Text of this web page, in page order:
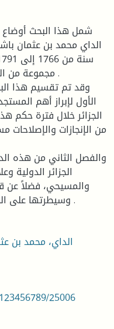
شمل هذا البحث أوضاع
مجموعة من
وقد تم تقسيم هذا
الأول لإبراز أهم
الجزائر خلال فترة حكم
من الإنجازات
والفصل الثاني من هذه
الجزائر الدولية
والمسيحي، فضلاً عن
وسيطرتها على الحوض الغربي للبحر الأبيض المتوسط .
الداي، محمد بن
25006